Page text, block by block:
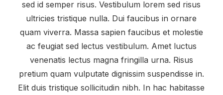
sed id semper risus. Vestibulum lorem sed risus
ultricies tristique nulla. Dui faucibus in ornare
quam viverra. Massa sapien faucibus et molestie
ac feugiat sed lectus vestibulum. Amet luctus
venenatis lectus magna fringilla urna. Risus
pretium quam vulputate dignissim suspendisse in.
Elit duis tristique sollicitudin nibh. In hac habitasse